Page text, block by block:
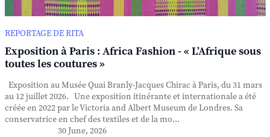
REPORTAGE DE RITA
Exposition à Paris : Africa Fashion - « L’Afrique sous
toutes les coutures »
Exposition au Musée Quai Branly-Jacques Chirac à Paris, du 31 mars
au 12 juillet 2026. Une exposition itinérante et internationale a été
créée en 2022 par le Victoria and Albert Museum de Londres. Sa
conservatrice en chef des textiles et de la mo...
30 June, 2026